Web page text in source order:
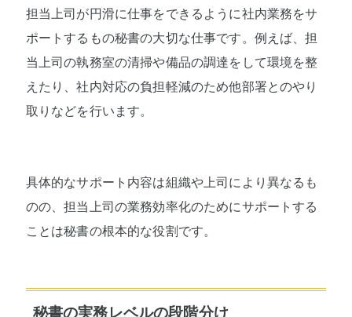
担当上司が円滑に仕事をできるように社内業務をサ
ポートするもの秘書の大切な仕事です。例えば、担
当上司の執務室の清掃や備品の調達をして環境を整
えたり、社内対応の負担軽減のため他部署とのやり
取りなどを行います。
具体的なサポート内容は組織や上司により異なるも
のの、担当上司の業務効率化のためにサポートする
ことは秘書の根本的な役割です。
秘書の実務レベルの段階分け